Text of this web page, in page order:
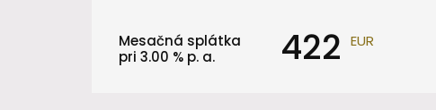
Mesačná splátka
pri 3.00 % p. a. 422 EUR